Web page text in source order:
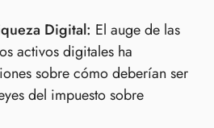
Digital: El auge de las
activos digitales ha
sobre cómo deberían ser
del impuesto sobre